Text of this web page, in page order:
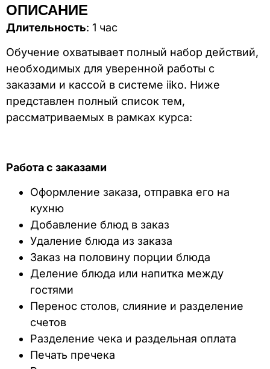
ОПИСАНИЕ
Длительность: 1 час
Обучение охватывает полный набор действий,
необходимых для уверенной работы с
заказами и кассой в системе iiko. Ниже
представлен полный список тем,
рассматриваемых в рамках курса:
Работа с заказами
Оформление заказа, отправка его на
кухню
Добавление блюд в заказ
Удаление блюда из заказа
Заказ на половину порции блюда
Деление блюда или напитка между
гостями
Перенос столов, слияние и разделение
счетов
Разделение чека и раздельная оплата
Печать пречека